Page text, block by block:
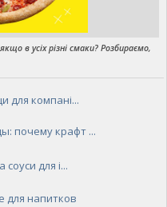
в усіх різні смаки? Розбираємо,
для компані...
почему крафт ...
для і...
для напитков